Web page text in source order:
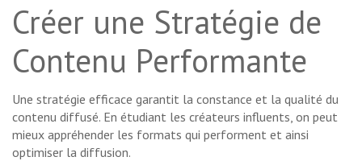
Créer une Stratégie de
Contenu Performante
Une stratégie efficace garantit la constance et la qualité du
contenu diffusé. En étudiant les créateurs influents, on peut
mieux appréhender les formats qui performent et ainsi
optimiser la diffusion.